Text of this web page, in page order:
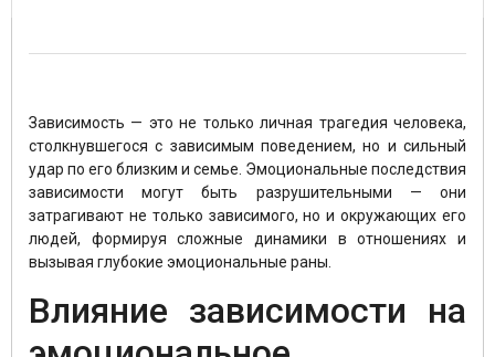
Зависимость — это не только личная трагедия человека,
столкнувшегося с зависимым поведением, но и сильный
удар по его близким и семье. Эмоциональные последствия
зависимости могут быть разрушительными — они
затрагивают не только зависимого, но и окружающих его
людей, формируя сложные динамики в отношениях и
вызывая глубокие эмоциональные раны.
Влияние зависимости на